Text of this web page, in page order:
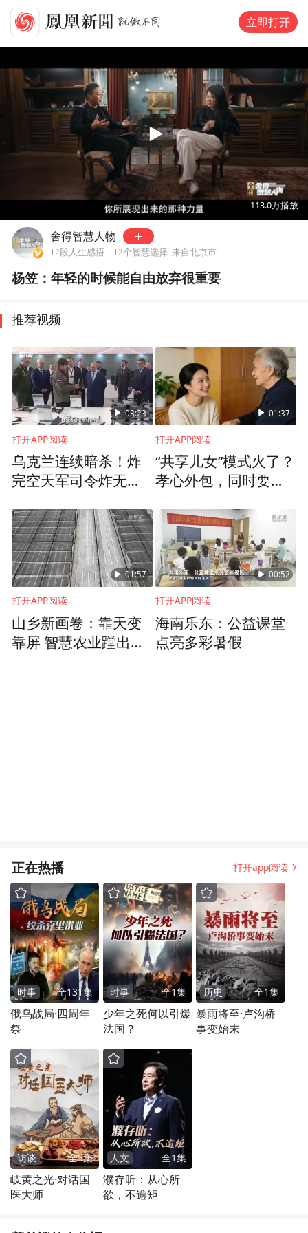
立即打开
03:32
113.0万播放
舍得智慧人物
12段人生感悟，12个智慧选择 来自北京市
杨笠：年轻的时候能自由放弃很重要
推荐视频
03:23
打开APP阅读
乌克兰连续暗杀！炸
完空天军司令炸无人
人自危
01:37
打开APP阅读
“共享儿女”模式火了？
孝心外包，同时要警
01:57
打开APP阅读
山乡新画卷：靠天变
靠屏 智慧农业蹚出新
00:52
打开APP阅读
海南乐东：公益课堂
点亮多彩暑假
正在热播 打开app阅读
时事 全131集
俄乌战局·四周年
祭
时事 全1集
少年之死何以引爆
法国？
历史 全1集
暴雨将至·卢沟桥
事变始末
访谈 全5集
岐黄之光·对话国
医大师
人文 全1集
濮存昕：从心所
欲，不逾矩